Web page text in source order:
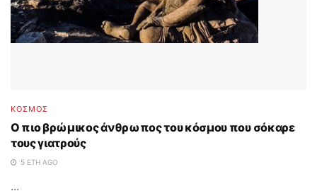
ΚΟΣΜΟΣ
O πιο βρώμικος άνθρωπος του κόσμου που σόκαρε
τους γιατρούς
5 ΈΤΗ AGO
...